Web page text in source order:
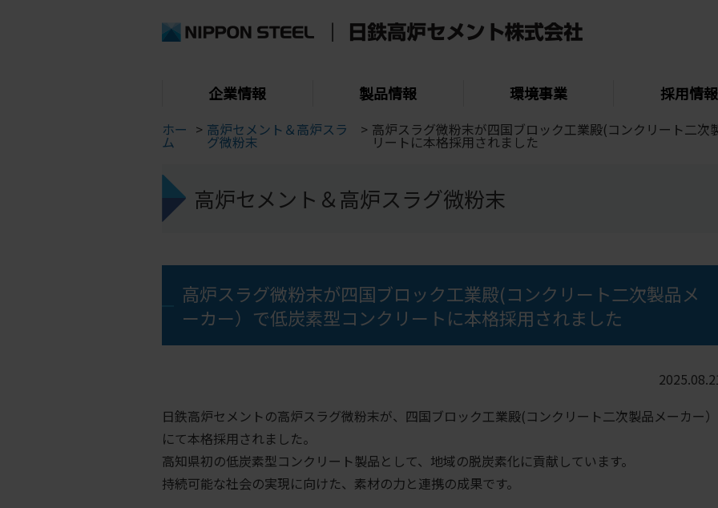
企業情報 製品情報 環境事業 採用情報
ホー
ム
> 高炉セメント＆高炉スラ
グ微粉末
> 高炉スラグ微粉末が四国ブロック工業殿(コンクリート二
リートに本格採用されました
高炉セメント＆高炉スラグ微粉末
高炉スラグ微粉末が四国ブロック工業殿(コンクリート二次製品メ
ーカー）で低炭素型コンクリートに本格採用されました
日鉄高炉セメントの高炉スラグ微粉末が、四国ブロック工業殿(コンクリート二次製品メーカー）
にて本格採用されました。
高知県初の低炭素型コンクリート製品として、地域の脱炭素化に貢献しています。
持続可能な社会の実現に向けた、素材の力と連携の成果です。